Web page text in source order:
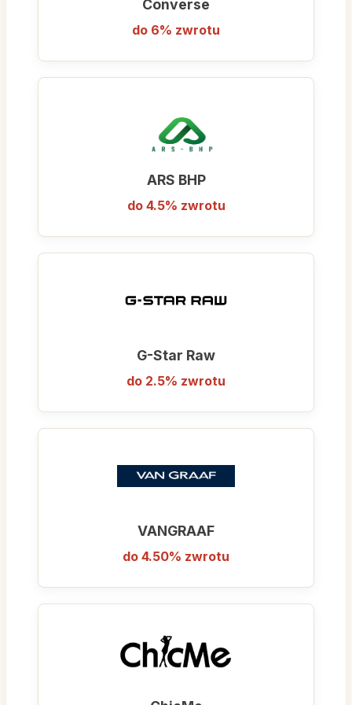
Converse
do 6% zwrotu
ARS BHP
do 4.5% zwrotu
G-Star Raw
do 2.5% zwrotu
VANGRAAF
do 4.50% zwrotu